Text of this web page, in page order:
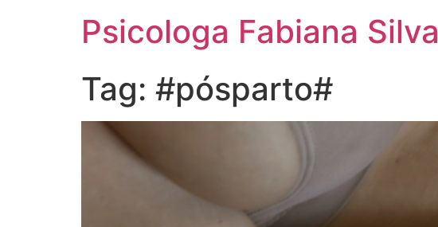
Psicologa Fabiana Silva
Tag: #pósparto#